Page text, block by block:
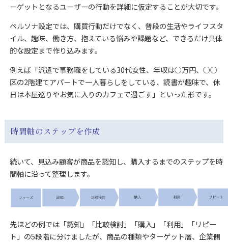
ーゲットとなるユーザーの行動を詳細に仮定することが大切です。
ペルソナ設定では、購買行動だけでなく、普段の生活やライフスタ
イル、趣味、働き方、抱えている悩みや課題など、できるだけ具体
的な設定まで作り込みます。
例えば「派遣で事務職をしている30代女性、年収は○万円、○○
区の2階建てアパートで一人暮らしをしている、読書が趣味で、休
日は本屋巡りやお気に入りのカフェで過ごす」といった形です。
時間軸のステップを作成
続いて、見込み顧客が商品を認知し、購入するまでのステップを時
間軸に沿って整理します。
先ほどの例では「認知」「比較検討」「購入」「利用」「リピー
ト」の5段階に分けましたが、商品の種類やターゲット層、企業側